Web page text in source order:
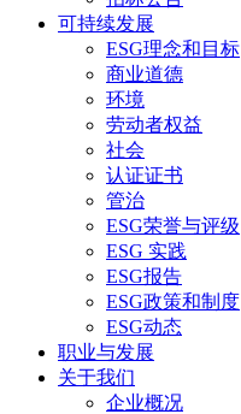
可持续发展
ESG理念和目标
商业道德
环境
劳动者权益
社会
认证证书
管治
ESG荣誉与评级
ESG 实践
ESG报告
ESG政策和制度
ESG动态
职业与发展
关于我们
企业概况